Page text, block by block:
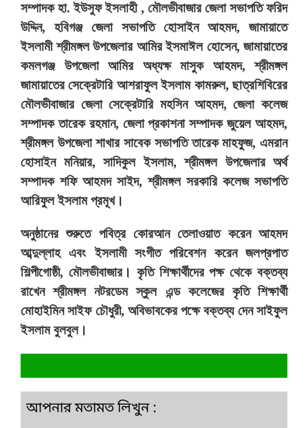
সম্পাদক হা. ইউসুফ ইসলাহী , মৌলভীবাজার জেলা সভাপতি ফরিদ
উদ্দিন, হবিগঞ্জ জেলা সভাপতি হোসাইন আহমদ, জামায়াতে
ইসলামী শ্রীমঙ্গল উপজেলার আমির ইসমাঈল হোসেন, জামায়াতের
কমলগঞ্জ উপজেলা আমির অধ্যক্ষ মাসুক আহমদ, শ্রীমঙ্গল
জামায়াতের সেক্রেটারি আশরাফুল ইসলাম কামরুল, ছাত্রশিবিরের
মৌলভীবাজার জেলা সেক্রেটারি মহসিন আহমদ, জেলা কলেজ
সম্পাদক তারেক রহমান, জেলা প্রকাশনা সম্পাদক জুয়েল আহমদ,
শ্রীমঙ্গল উপজেলা শাখার সাবেক সভাপতি তারেক মাহফুজ, এমরান
হোসাইন মনিয়ার, সাদিকুল ইসলাম, শ্রীমঙ্গল উপজেলার অর্থ
সম্পাদক শফি আহমদ সাইদ, শ্রীমঙ্গল সরকারি কলেজ সভাপতি
আরিফুল ইসলাম প্রমূখ।
অনুষ্ঠানের শুরুতে পবিত্র কোরআন তেলাওয়াত করেন আহমদ
আব্দুল্লাহ এবং ইসলামী সংগীত পরিবেশন করেন জলপ্রপাত
শিল্পীগোষ্ঠী, মৌলভীবাজার। কৃতি শিক্ষার্থীদের পক্ষ থেকে বক্তব্য
রাখেন শ্রীমঙ্গল নটরডেম স্কুল এন্ড কলেজের কৃতি শিক্ষার্থী
মোহাইমিন সাইফ চৌধুরী, অবিভাবকের পক্ষে বক্তব্য দেন সাইফুল
ইসলাম বুলবুল।
আপনার মতামত লিখুন :